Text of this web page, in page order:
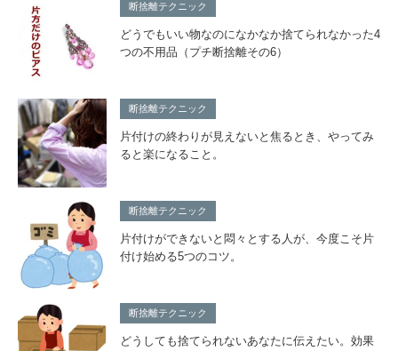
断捨離テクニック
どうでもいい物なのになかなか捨てられなかった4
つの不用品（プチ断捨離その6）
断捨離テクニック
片付けの終わりが見えないと焦るとき、やってみ
ると楽になること。
断捨離テクニック
片付けができないと悶々とする人が、今度こそ片
付け始める5つのコツ。
断捨離テクニック
どうしても捨てられないあなたに伝えたい。効果